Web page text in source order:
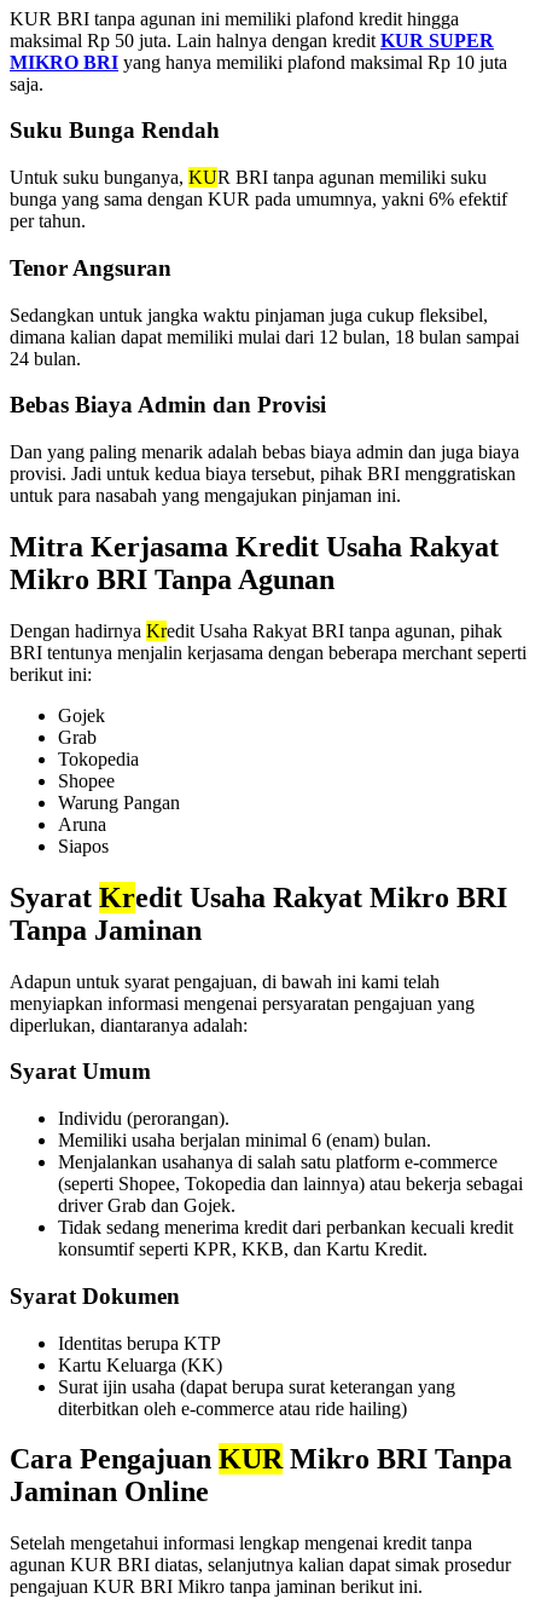
KUR BRI tanpa agunan ini memiliki plafond kredit hingga
maksimal Rp 50 juta. Lain halnya dengan kredit KUR SUPER
MIKRO BRI yang hanya memiliki plafond maksimal Rp 10 juta
saja.
Suku Bunga Rendah
Untuk suku bunganya, KUR BRI tanpa agunan memiliki suku
bunga yang sama dengan KUR pada umumnya, yakni 6% efektif
per tahun.
Tenor Angsuran
Sedangkan untuk jangka waktu pinjaman juga cukup fleksibel,
dimana kalian dapat memiliki mulai dari 12 bulan, 18 bulan sampai
24 bulan.
Bebas Biaya Admin dan Provisi
Dan yang paling menarik adalah bebas biaya admin dan juga biaya
provisi. Jadi untuk kedua biaya tersebut, pihak BRI menggratiskan
untuk para nasabah yang mengajukan pinjaman ini.
Mitra Kerjasama Kredit Usaha Rakyat
Mikro BRI Tanpa Agunan
Dengan hadirnya Kredit Usaha Rakyat BRI tanpa agunan, pihak
BRI tentunya menjalin kerjasama dengan beberapa merchant seperti
berikut ini:
Gojek
Grab
Tokopedia
Shopee
Warung Pangan
Aruna
Siapos
Syarat Kredit Usaha Rakyat Mikro BRI
Tanpa Jaminan
Adapun untuk syarat pengajuan, di bawah ini kami telah
menyiapkan informasi mengenai persyaratan pengajuan yang
diperlukan, diantaranya adalah:
Syarat Umum
Individu (perorangan).
Memiliki usaha berjalan minimal 6 (enam) bulan.
Menjalankan usahanya di salah satu platform e-commerce
(seperti Shopee, Tokopedia dan lainnya) atau bekerja sebagai
driver Grab dan Gojek.
Tidak sedang menerima kredit dari perbankan kecuali kredit
konsumtif seperti KPR, KKB, dan Kartu Kredit.
Syarat Dokumen
Identitas berupa KTP
Kartu Keluarga (KK)
Surat ijin usaha (dapat berupa surat keterangan yang
diterbitkan oleh e-commerce atau ride hailing)
Cara Pengajuan KURMikro BRI Tanpa
Jaminan Online
Setelah mengetahui informasi lengkap mengenai kredit tanpa
agunan KUR BRI diatas, selanjutnya kalian dapat simak prosedur
pengajuan KUR BRI Mikro tanpa jaminan berikut ini.